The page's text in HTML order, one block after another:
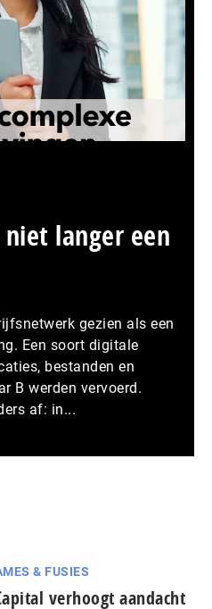
langer een
gezien als een
Een soort digitale
bestanden en
B werden vervoerd.
af: in...
& FUSIES
verhoogt aandacht